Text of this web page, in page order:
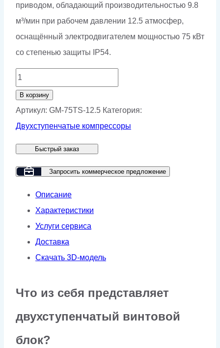
приводом, обладающий производительностью 9.8
м³/мин при рабочем давлении 12.5 атмосфер,
оснащённый электродвигателем мощностью 75 кВт
со степенью защиты IP54.
Количество
товара
Винтовой
компрессор
GM
75TS-
В корзину
Артикул: GM-75TS-12.5 Категория:
Двухступенчатые компрессоры
Быстрый заказ
Запросить коммерческое предложение
Описание
Характеристики
Услуги сервиса
Доставка
Скачать 3D-модель
Что из себя представляет
двухступенчатый винтовой
блок?